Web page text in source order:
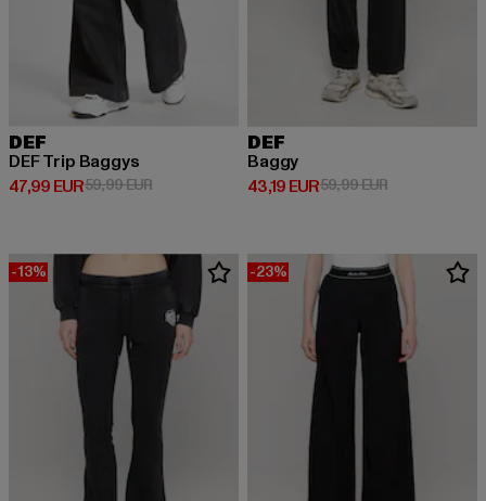
DEF
DEF Trip Baggys
47,99 EUR
Derzeitiger Preis: 47,99 EUR
59,99 EURAktionspreis: 59,99 EUR
DEF
Baggy
43,19 EUR
Derzeitiger Preis: 43,19 EUR
59,99 EURAktionspreis:
-13% -23%